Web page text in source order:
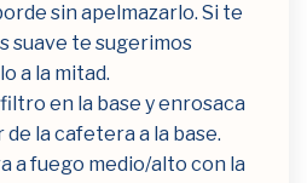
sin apelmazarlo. Si te
suave te sugerimos
a la mitad.
en la base y enrosaca
la cafetera a la base.
a fuego medio/alto con la